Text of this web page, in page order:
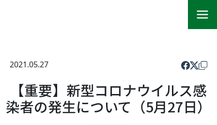
2021.05.27
【重要】新型コロナウイルス感
染者の発生について（5月27日）